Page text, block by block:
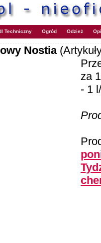
Techniczny Ogród Odzież
Nostia
za
- 1